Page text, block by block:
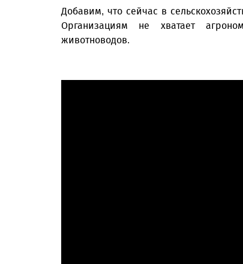
Добавим, что сейчас в
Организациям не хватает
животноводов.